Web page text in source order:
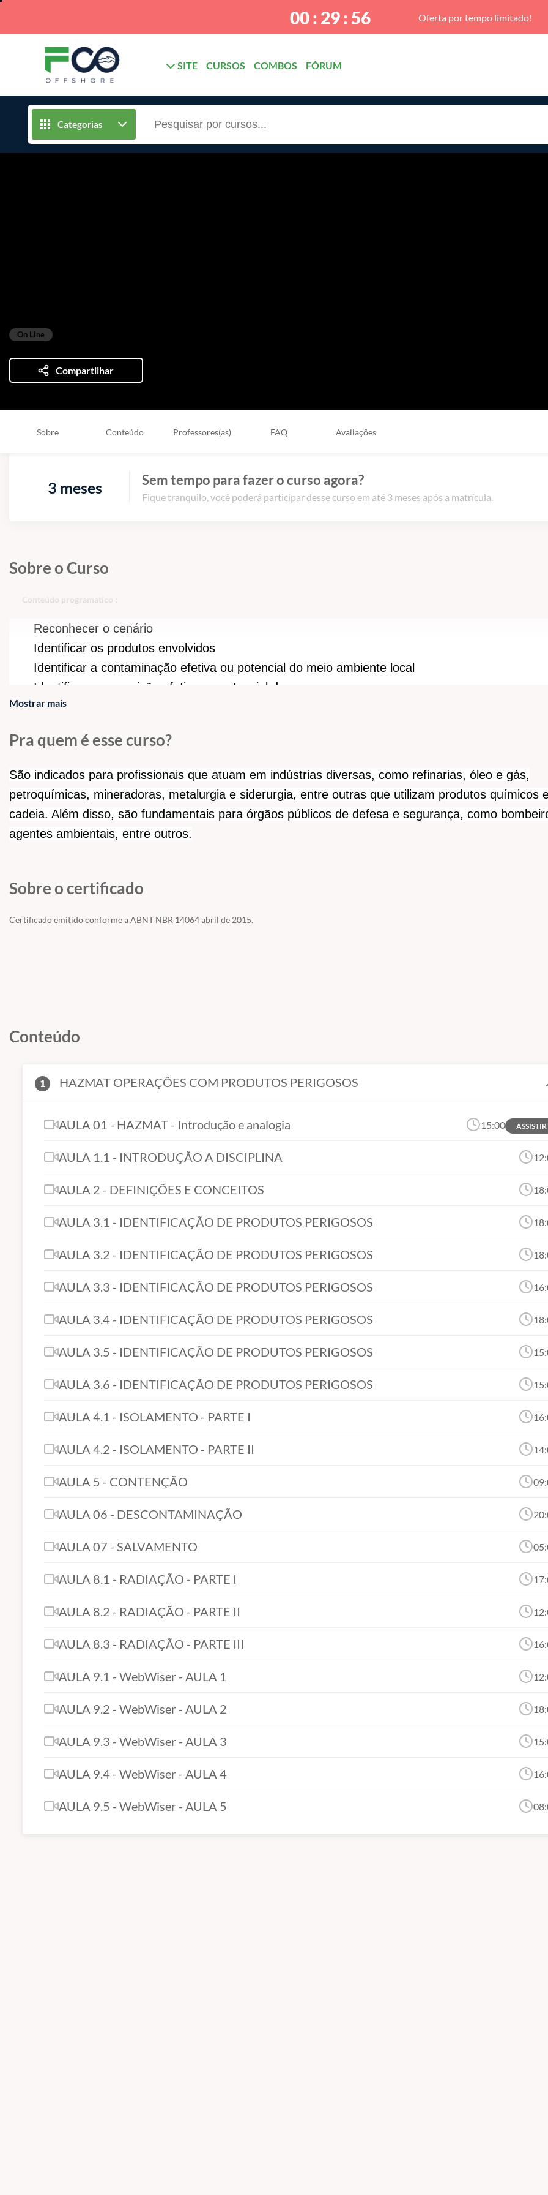
SITE CURSOS COMBOS FÓRUM
00 : 29 : 55 Oferta por tempo limitado!
Categorias
On Line
Compartilhar
Sobre Conteúdo Professores(as) FAQ Avaliações
3 meses Sem tempo para fazer o curso agora?
Fique tranquilo, você poderá participar desse curso em até 3 meses após a matrícula.
Sobre o Curso
Conteúdo programatico :
Reconhecer o cenário
Identificar os produtos envolvidos
Identificar a contaminação efetiva ou potencial do meio ambiente local
Identificar a exposição efetiva ou potencial de pessoas
Sinalizar e isolar o local de acordo com as características do produto
Mostrar mais
Pra quem é esse curso?
São indicados para profissionais que atuam em indústrias diversas, como refinarias, óleo e gás,
petroquímicas, mineradoras, metalurgia e siderurgia, entre outras que utilizam produtos químicos
cadeia. Além disso, são fundamentais para órgãos públicos de defesa e segurança, como
agentes ambientais, entre outros.
Sobre o certificado
Certificado emitido conforme a ABNT NBR 14064 abril de 2015.
Conteúdo
1 HAZMAT OPERAÇÕES COM PRODUTOS PERIGOSOS
AULA 01 - HAZMAT - Introdução e analogia 15:00 ASSISTIR
AULA 1.1 - INTRODUÇÃO A DISCIPLINA
AULA 2 - DEFINIÇÕES E CONCEITOS
AULA 3.1 - IDENTIFICAÇÃO DE PRODUTOS PERIGOSOS
AULA 3.2 - IDENTIFICAÇÃO DE PRODUTOS PERIGOSOS
AULA 3.3 - IDENTIFICAÇÃO DE PRODUTOS PERIGOSOS
AULA 3.4 - IDENTIFICAÇÃO DE PRODUTOS PERIGOSOS
AULA 3.5 - IDENTIFICAÇÃO DE PRODUTOS PERIGOSOS
AULA 3.6 - IDENTIFICAÇÃO DE PRODUTOS PERIGOSOS
AULA 4.1 - ISOLAMENTO - PARTE I
AULA 4.2 - ISOLAMENTO - PARTE II
AULA 5 - CONTENÇÃO
AULA 06 - DESCONTAMINAÇÃO
AULA 07 - SALVAMENTO
AULA 8.1 - RADIAÇÃO - PARTE I
AULA 8.2 - RADIAÇÃO - PARTE II
AULA 8.3 - RADIAÇÃO - PARTE III
AULA 9.1 - WebWiser - AULA 1
AULA 9.2 - WebWiser - AULA 2
AULA 9.3 - WebWiser - AULA 3
AULA 9.4 - WebWiser - AULA 4
AULA 9.5 - WebWiser - AULA 5